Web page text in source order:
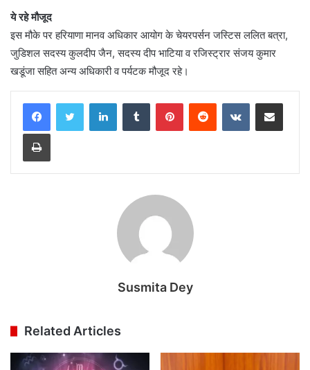
ये रहे मौजूद
इस मौके पर हरियाणा मानव अधिकार आयोग के चेयरपर्सन जस्टिस ललित बत्रा,
जुडिशल सदस्य कुलदीप जैन, सदस्य दीप भाटिया व रजिस्ट्रार संजय कुमार
खडूंजा सहित अन्य अधिकारी व पर्यटक मौजूद रहे।
LinkedInTumblr PinterestReddit VKontakteShare via Email
Print
Susmita Dey
Related Articles